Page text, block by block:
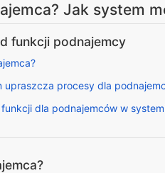
Jak system
funkcji podnajemcy
upraszcza procesy dla
dla podnajemców w